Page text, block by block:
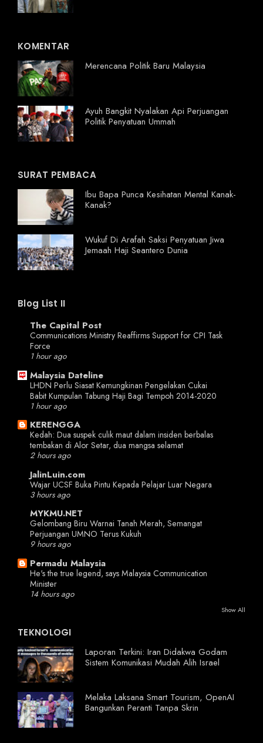
KOMENTAR
Merencana Politik Baru Malaysia
Ayuh Bangkit Nyalakan Api Perjuangan
Politik Penyatuan Ummah
SURAT PEMBACA
Ibu Bapa Punca Kesihatan Mental Kanak-
Kanak?
Wukuf Di Arafah Saksi Penyatuan Jiwa
Jemaah Haji Seantero Dunia
Blog List II
The Capital Post
Communications Ministry Reaffirms Support for CPI Task
Force
1 hour ago
Malaysia Dateline
LHDN Perlu Siasat Kemungkinan Pengelakan Cukai
Babit Kumpulan Tabung Haji Bagi Tempoh 2014-2020
1 hour ago
KERENGGA
Kedah: Dua suspek culik maut dalam insiden berbalas
tembakan di Alor Setar, dua mangsa selamat
2 hours ago
JalinLuin.com
Wajar UCSF Buka Pintu Kepada Pelajar Luar Negara
3 hours ago
MYKMU.NET
Gelombang Biru Warnai Tanah Merah, Semangat
Perjuangan UMNO Terus Kukuh
9 hours ago
Permadu Malaysia
He's the true legend, says Malaysia Communication
Minister
14 hours ago
Show All
TEKNOLOGI
Laporan Terkini: Iran Didakwa Godam
Sistem Komunikasi Mudah Alih Israel
Melaka Laksana Smart Tourism, OpenAI
Bangunkan Peranti Tanpa Skrin